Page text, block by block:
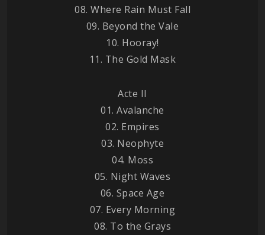
08. Where Rain Must Fall
09. Beyond the Vale
10. Hooray!
11. The Gold Mask
Acte II
01. Avalanche
02. Empires
03. Neophyte
04. Moss
05. Night Waves
06. Space Age
07. Every Morning
08. To the Grays